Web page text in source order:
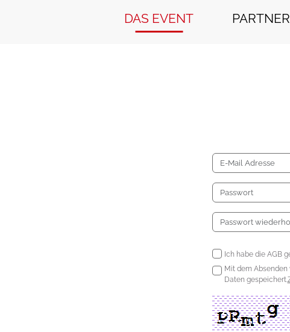
DAS EVENT PARTNER
Ich habe die AGB
Mit dem
Daten gespeichert.